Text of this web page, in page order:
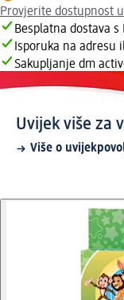
Provjerite dostupnost
Besplatna dostava
Isporuka na adresu
Sakupljanje dm
Uvijek više za
Više o